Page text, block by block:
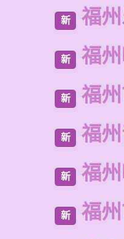
新 福
新 福
新 福
新 福
新 福
新 福